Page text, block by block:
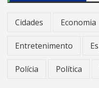
Cidades Economia
Entretenimento
Polícia Política